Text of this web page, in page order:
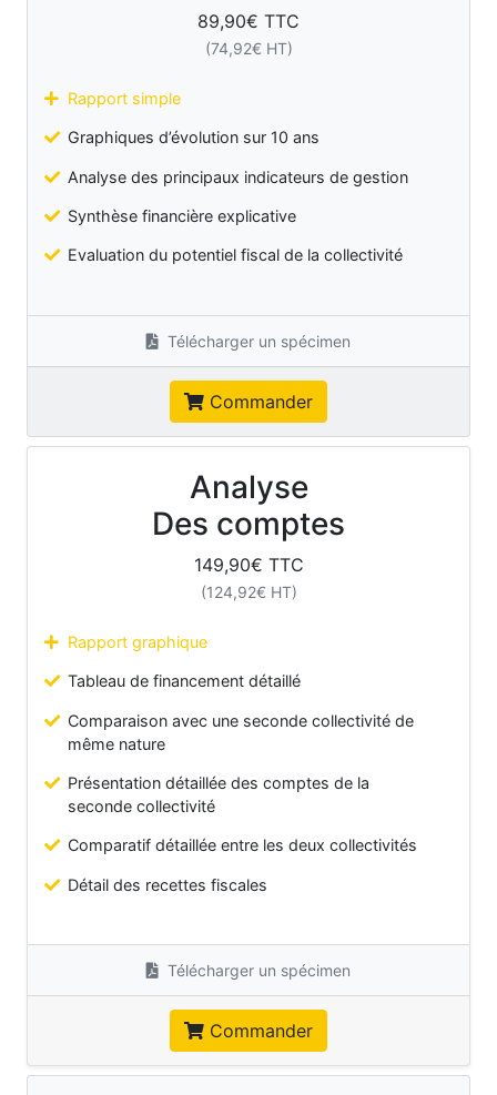
89,90€ TTC
(74,92€ HT)
Rapport simple
Graphiques d’évolution sur 10 ans
Analyse des principaux indicateurs de gestion
Synthèse financière explicative
Evaluation du potentiel fiscal de la collectivité
Télécharger un spécimen
Commander
Analyse
Des comptes
149,90€ TTC
(124,92€ HT)
Rapport graphique
Tableau de financement détaillé
Comparaison avec une seconde collectivité de
même nature
Présentation détaillée des comptes de la
seconde collectivité
Comparatif détaillée entre les deux collectivités
Détail des recettes fiscales
Télécharger un spécimen
Commander